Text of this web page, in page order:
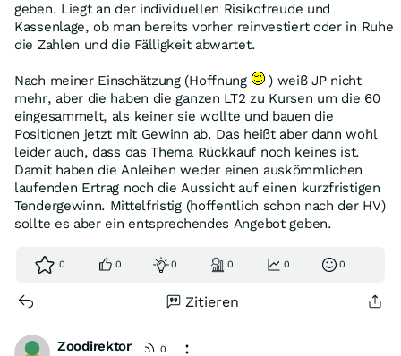
geben. Liegt an der individuellen Risikofreude und
Kassenlage, ob man bereits vorher reinvestiert oder in Ruhe
die Zahlen und die Fälligkeit abwartet.
Nach meiner Einschätzung (Hoffnung
) weiß JP nicht
mehr, aber die haben die ganzen LT2 zu Kursen um die 60
eingesammelt, als keiner sie wollte und bauen die
Positionen jetzt mit Gewinn ab. Das heißt aber dann wohl
leider auch, dass das Thema Rückkauf noch keines ist.
Damit haben die Anleihen weder einen auskömmlichen
laufenden Ertrag noch die Aussicht auf einen kurzfristigen
Tendergewinn. Mittelfristig (hoffentlich schon nach der HV)
sollte es aber ein entsprechendes Angebot geben.
0 0 0 0 0 0
Zitieren
Zoodirektor
0